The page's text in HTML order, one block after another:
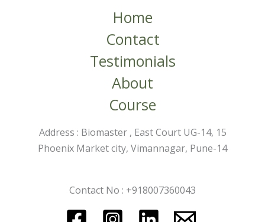
Home
Contact
Testimonials
About
Course
Address : Biomaster , East Court UG-14, 15
Phoenix Market city, Vimannagar, Pune-14
Contact No : +918007360043